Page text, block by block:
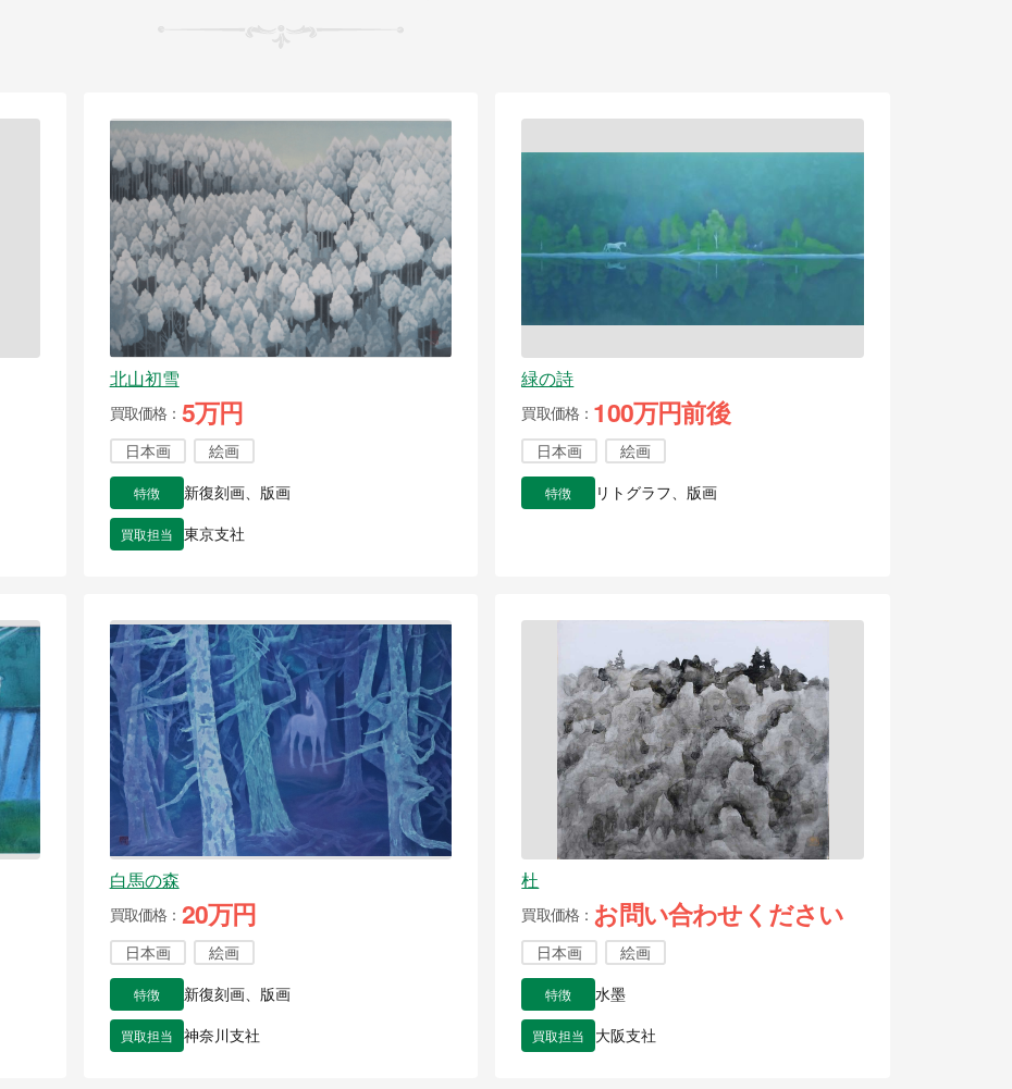
北山初雪
買取価格 5万円
日本画 絵画
特徴 新復刻画、版画
買取担当 東京支社
緑の詩
買取価格 100万円前後
日本画 絵画
特徴 リトグラフ、版画
白馬の森
買取価格 20万円
日本画 絵画
特徴 新復刻画、版画
買取担当 神奈川支社
杜
買取価格 お問い合わせください
日本画 絵画
特徴 水墨
買取担当 大阪支社